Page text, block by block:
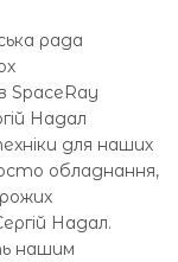
рада
SpaceRay
Надал
для наших
обладнання,
Надал.
нашим